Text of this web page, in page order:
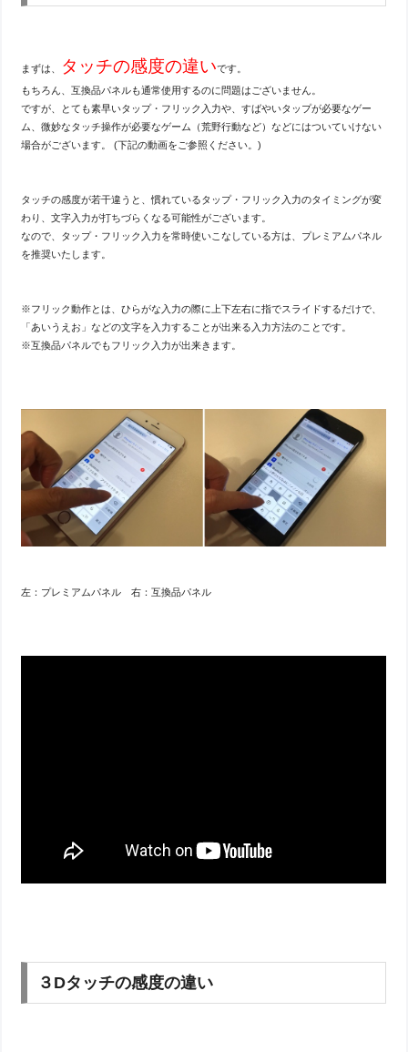
まずは、 タッチの感度の違いです。
もちろん、互換品パネルも通常使用するのに問題はございません。
ですが、とても素早いタップ・フリック入力や、すばやいタップが必要なゲー
ム、微妙なタッチ操作が必要なゲーム（荒野行動など）などにはついていけない
場合がございます。 (下記の動画をご参照ください。)
タッチの感度が若干違うと、慣れているタップ・フリック入力のタイミングが変
わり、文字入力が打ちづらくなる可能性がございます。
なので、タップ・フリック入力を常時使いこなしている方は、プレミアムパネル
を推奨いたします。
※フリック動作とは、ひらがな入力の際に上下左右に指でスライドするだけで、
「あいうえお」などの文字を入力することが出来る入力方法のことです。
※互換品パネルでもフリック入力が出来きます。
左：プレミアムパネル 右：互換品パネル
３Dタッチの感度の違い